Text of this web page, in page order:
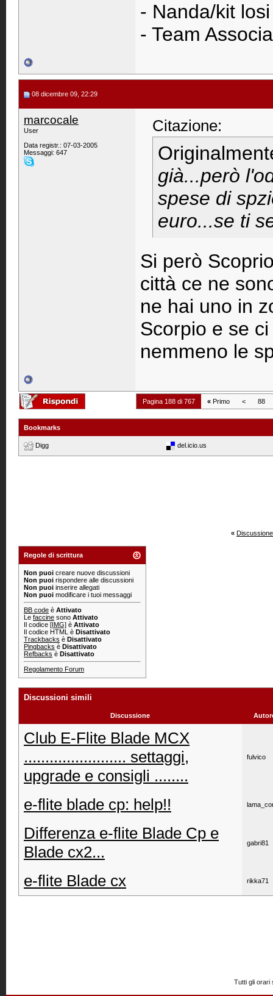
- Nanda/kit
- Team
08 dicembre 09, 22:29
marcocale
User
Data registr.: 07-03-2005
Messaggi: 647
Citazione:
già...però
spese di
euro...se ti
Si però
città ce ne
ne hai uno in
Scorpio e se
nemmeno le
Pagina 188 di 767 « Primo < 88
Bookmarks
Digg del.icio.us
«
Regole di scrittura
Non puoi creare nuove discussioni
Non puoi rispondere alle discussioni
Non puoi inserire allegati
Non puoi modificare i tuoi messaggi
BB code è Attivato
Le faccine sono Attivato
Il codice [IMG] è Attivato
Il codice HTML è Disattivato
Trackbacks è Disattivato
Pingbacks è Disattivato
Refbacks è Disattivato
Regolamento Forum
Discussioni simili
Discussione
Club E-Flite Blade MCX
........................ settaggi,
upgrade e consigli ........
fulvico
e-flite blade cp: help!!
Differenza e-flite Blade Cp e
Blade cx2...
gabri81
e-flite Blade cx rikka71
Tutti gli orari